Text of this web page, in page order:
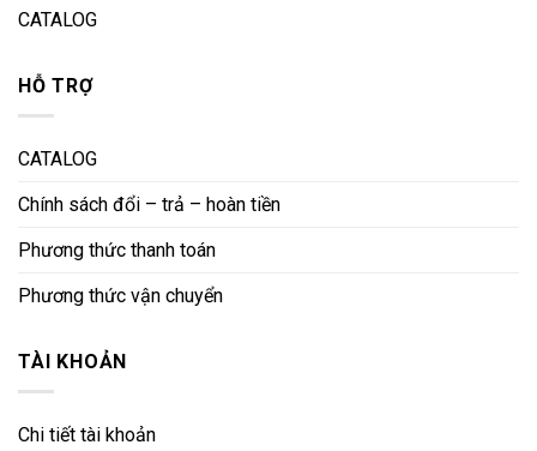
CATALOG
HỖ TRỢ
CATALOG
Chính sách đổi – trả – hoàn tiền
Phương thức thanh toán
Phương thức vận chuyển
TÀI KHOẢN
Chi tiết tài khoản